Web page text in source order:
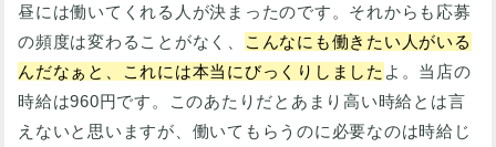
昼には働いてくれる人が決まったのです。それからも応募
の頻度は変わることがなく、
こんなにも働きたい人がいる
んだなぁと、これには本当にびっくりしました よ。当店の
時給は960円です。このあたりだとあまり高い時給とは言
えないと思いますが、働いてもらうのに必要なのは時給じ